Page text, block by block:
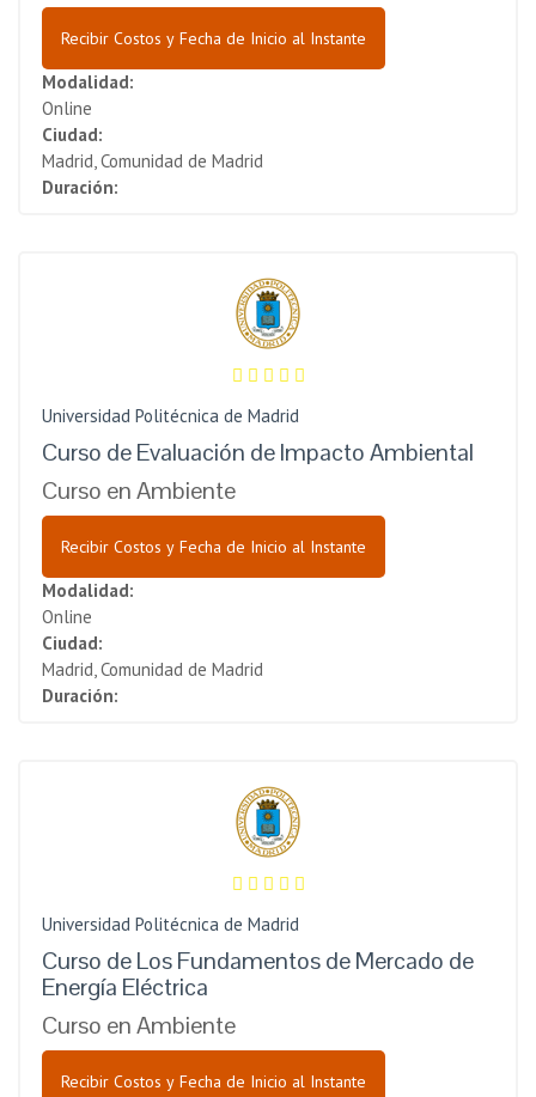
Recibir Costos y Fecha de Inicio al Instante
Modalidad:
Online
Ciudad:
Madrid, Comunidad de Madrid
Duración:
Universidad Politécnica de Madrid
Curso de Evaluación de Impacto Ambiental
Curso en Ambiente
Recibir Costos y Fecha de Inicio al Instante
Modalidad:
Online
Ciudad:
Madrid, Comunidad de Madrid
Duración:
Universidad Politécnica de Madrid
Curso de Los Fundamentos de Mercado de
Energía Eléctrica
Curso en Ambiente
Recibir Costos y Fecha de Inicio al Instante